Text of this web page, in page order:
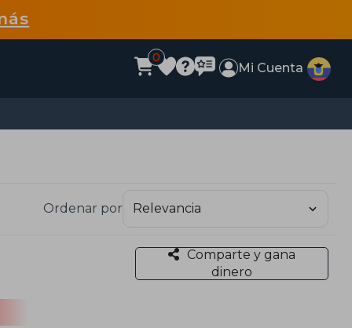
0
Mi Cuenta
Ordenar por
Comparte y gana
dinero